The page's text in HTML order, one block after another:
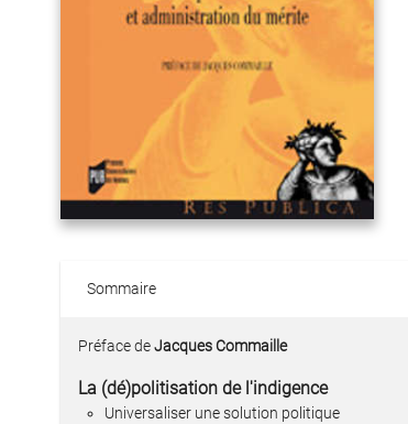
Sommaire
Préface deJacques Commaille
La (dé)politisation de l'indigence
Universaliser une solution politique